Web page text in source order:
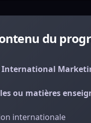
du
International
ou matières
internationale